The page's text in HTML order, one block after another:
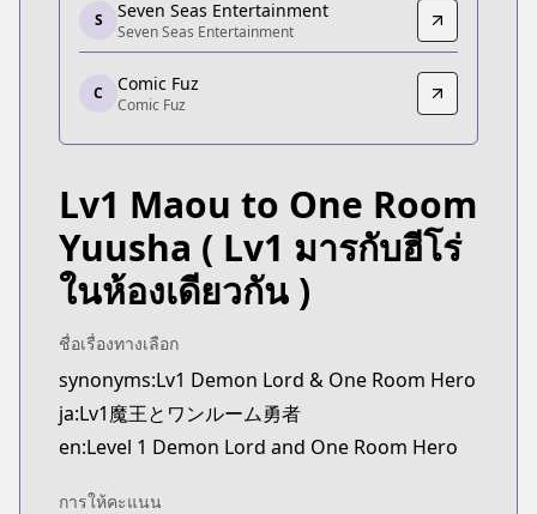
Seven Seas Entertainment
https://sevenseasentertainment.com/series/
Comic Fuz
Comic Fuz
https://comic-fuz.com/manga/1900
S Seven Seas Entertainment
Seven Seas Entertainment
C Comic Fuz
Comic Fuz
Lv1 Maou to One Room
Yuusha ( Lv1 มารกับฮีโร่
ในห้องเดียวกัน )
ชื่อเรื่องทางเลือก
synonyms:Lv1 Demon Lord & One Room Hero
ja:Lv1魔王とワンルーム勇者
en:Level 1 Demon Lord and One Room Hero
การให้คะแนน